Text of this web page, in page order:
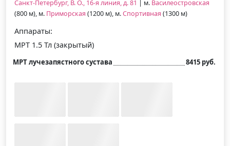
Санкт-Петербург, В. О., 16-я линия, д. 81 | м. Василеостровская
(800 м), м. Приморская (1200 м), м.Спортивная (1300 м)
Аппараты:
МРТ 1.5 Тл (закрытый)
МРТ лучезапястного сустава 8415 руб.